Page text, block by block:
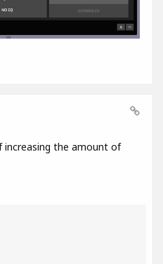
increasing the amount of